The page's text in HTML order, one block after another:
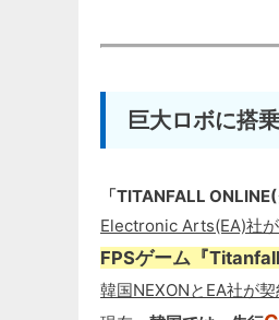
巨大ロボに搭
「TITANFALL
Electronic Arts(EA)社
FPSゲーム『
韓国NEXONとEA社が